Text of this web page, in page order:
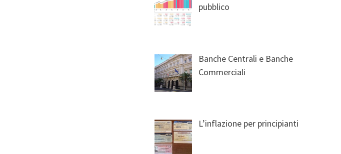
pubblico
Banche Centrali e Banche
Commerciali
L’inflazione per principianti